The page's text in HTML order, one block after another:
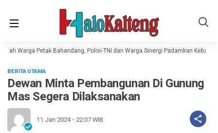
Warga Petak Bahandang, Polisi-TNI dan Warga Sinergi Padamkan
BERITA UTAMA
Dewan Minta Pembangunan Di Gunung
Mas Segera Dilaksanakan
11 Jan 2024 - 22:07 WIB